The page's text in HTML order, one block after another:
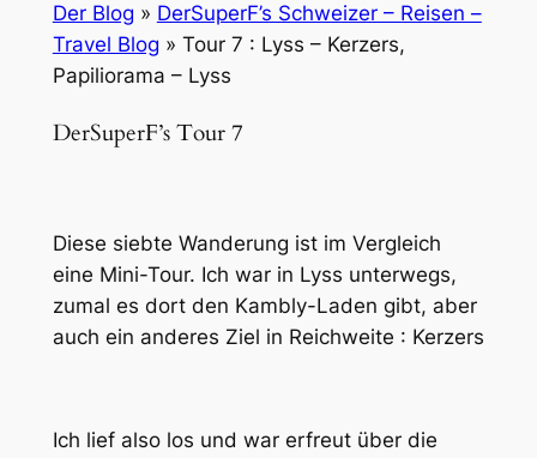
Der Blog » DerSuperF’s Schweizer – Reisen –
Travel Blog » Tour 7 : Lyss – Kerzers,
Papiliorama – Lyss
DerSuperF’s Tour 7
Diese siebte Wanderung ist im Vergleich
eine Mini-Tour. Ich war in Lyss unterwegs,
zumal es dort den Kambly-Laden gibt, aber
auch ein anderes Ziel in Reichweite : Kerzers
Ich lief also los und war erfreut über die